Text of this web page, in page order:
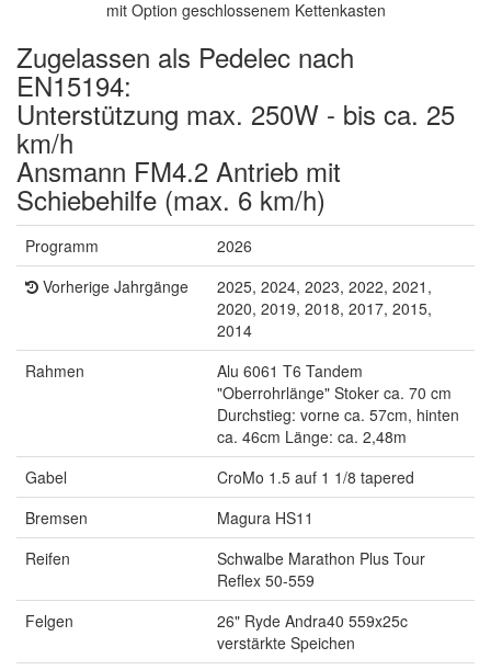
mit Option geschlossenem Kettenkasten
Zugelassen als Pedelec nach
EN15194:
Unterstützung max. 250W - bis ca. 25
km/h
Ansmann FM4.2 Antrieb mit
Schiebehilfe (max. 6 km/h)
Programm
2026
Vorherige Jahrgänge
2025, 2024, 2023, 2022, 2021,
2020, 2019, 2018, 2017, 2015,
2014
Rahmen
Alu 6061 T6 Tandem
"Oberrohrlänge" Stoker ca. 70 cm
Durchstieg: vorne ca. 57cm, hinten
ca. 46cm Länge: ca. 2,48m
Gabel
CroMo 1.5 auf 1 1/8 tapered
Bremsen
Magura HS11
Reifen
Schwalbe Marathon Plus Tour
Reflex 50-559
Felgen
26" Ryde Andra40 559x25c
verstärkte Speichen